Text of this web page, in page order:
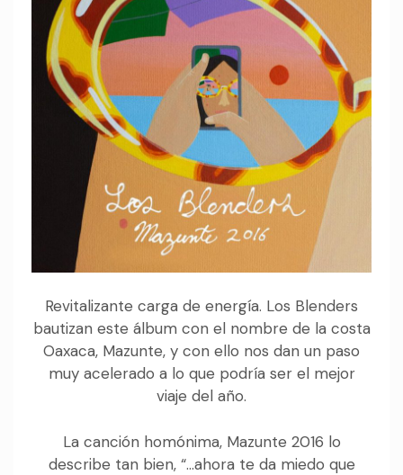
Revitalizante carga de energía. Los Blenders
bautizan este álbum con el nombre de la costa
Oaxaca, Mazunte, y con ello nos dan un paso
muy acelerado a lo que podría ser el mejor
viaje del año.
La canción homónima, Mazunte 2016 lo
describe tan bien, “…ahora te da miedo que